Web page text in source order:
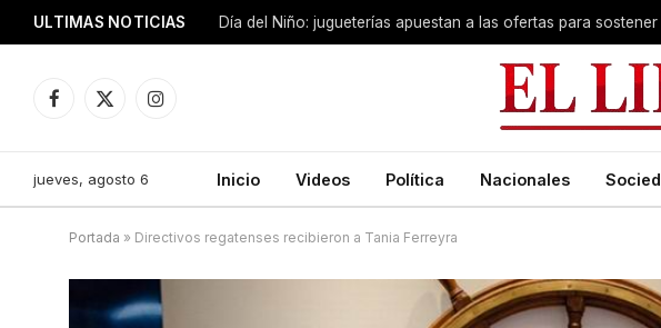
ULTIMAS NOTICIAS Día del Niño: jugueterías apuestan a las ofertas para
Facebook
X
Instagram
jueves, agosto 6 Inicio Videos Política Nacionales
Portada » Directivos regatenses recibieron a Tania Ferreyra